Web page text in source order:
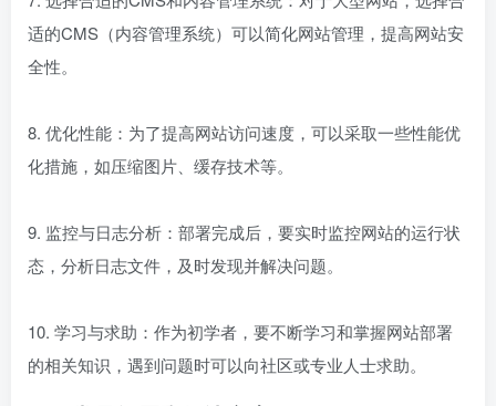
7. 选择合适的CMS和内容管理系统：对于大型网站，选择合
适的CMS（内容管理系统）可以简化网站管理，提高网站安
全性。
8. 优化性能：为了提高网站访问速度，可以采取一些性能优
化措施，如压缩图片、缓存技术等。
9. 监控与日志分析：部署完成后，要实时监控网站的运行状
态，分析日志文件，及时发现并解决问题。
10. 学习与求助：作为初学者，要不断学习和掌握网站部署
的相关知识，遇到问题时可以向社区或专业人士求助。